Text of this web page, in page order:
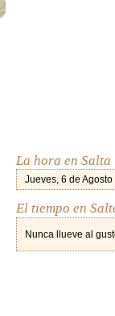
La hora en Salta
Jueves, 6 de
El tiempo en
Nunca llueve al